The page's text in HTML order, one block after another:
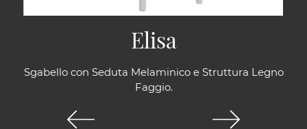
Sgabello con Seduta Melaminico e Struttura Legno
Faggio.
Elisa